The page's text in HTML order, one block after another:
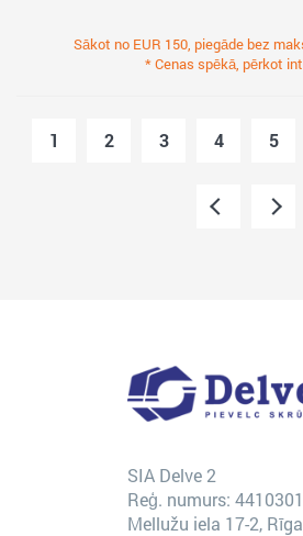
Sākot no EUR 150, piegāde bez
* Cenas spēkā, pērkot
1 2 3 4 5
SIA Delve 2
Reģ. numurs:
Mellužu iela 17-2,